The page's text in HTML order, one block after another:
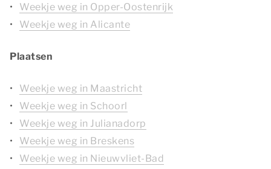
Weekje weg in Opper-Oostenrijk
Weekje weg in Alicante
Plaatsen
Weekje weg in Maastricht
Weekje weg in Schoorl
Weekje weg in Julianadorp
Weekje weg in Breskens
Weekje weg in Nieuwvliet-Bad